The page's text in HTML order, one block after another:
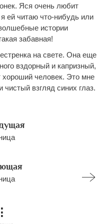
Яся очень любит
ей читаю что-нибудь или
истории
забавная!
на свете. Она еще
вздорный и капризный,
хороший человек. Это мне
взгляд синих глаз.